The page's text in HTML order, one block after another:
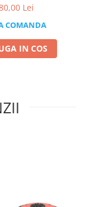
Lei
COMANDA
IN COS